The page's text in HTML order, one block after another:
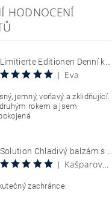
HODNOCENÍ
Limitierte Editionen Denní krém s SPF 30, chránící citlivou pokožku se sklonem k zarudnutí a kuperóze 50 ml Hyaluron Sun Relax Tages Creme SPF 30
|
Eva
jemný, voňavý a zklidňující.
rokem a jsem
Solution Chladivý balzám s aloe vera 100 ml Aloe Vera Cool Gel
|
Kašparová Vendula
zachránce.